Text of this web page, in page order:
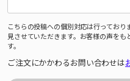
こちらの投稿への個別対応は行ってお
見させていただきます。お客様の声をも
す。
ご注文にかかわるお問い合わせは